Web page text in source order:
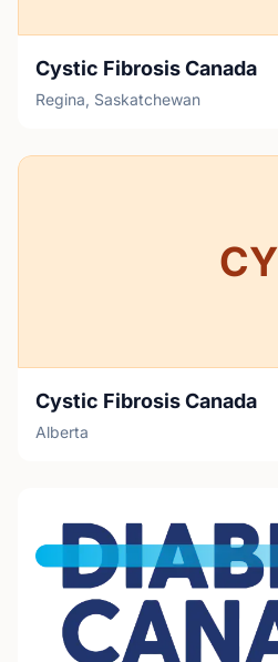
Cystic Fibrosis Canada
Regina, Saskatchewan
CY
Cystic Fibrosis Canada
Alberta